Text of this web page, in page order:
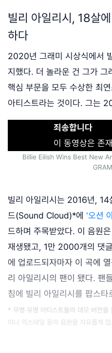
빌리 아일리시, 18살
하다
2020년 그래미 시상식에서
지했다. 더 놀라운 건 그가 그
핵심 부문을 모두 수상한 최
아티스트라는 것이다. 그는
죄송합니다
이 동영상은 존
Billie Eilish Wins Best New
빌리 아일리시는 2016년, 14
드(Sound Cloud)*에 '오션
드하며 주목받았다. 이 음원
재생됐고, 1만 2000개의 댓
에 업로드되자마자 이 곡에
리 아일리시의 팬이 됐다. 팬
침에 빌리 아일리시를 팝스타
* 무명·유명 아티스트들의 데모 버전
이나 믹스테잎 등의 음원을 자유롭게 업